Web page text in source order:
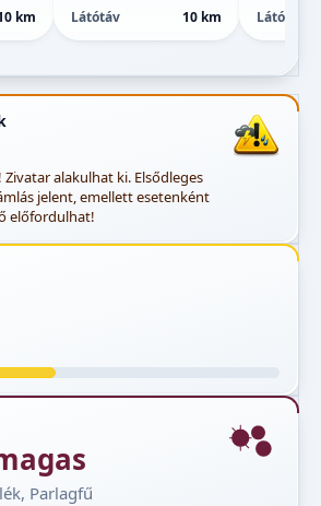
km
Látótáv
10 km
Látótáv
alakulhat ki. Elsődleges
jelent, emellett esetenként
előfordulhat!
Parlagfű